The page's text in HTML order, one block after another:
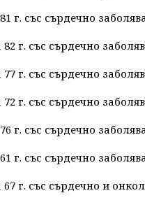
г. със сърдечно
г. със сърдечно
г. със сърдечно
г. със сърдечно
г. със сърдечно
г. със сърдечно
г. със сърдечно и